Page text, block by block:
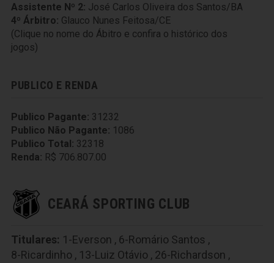
Assistente Nº 2: José Carlos Oliveira dos Santos/BA
4º Árbitro: Glauco Nunes Feitosa/CE
(Clique no nome do Ábitro e confira o histórico dos
jogos)
PUBLICO E RENDA
Publico Pagante: 31232
Publico Não Pagante: 1086
Publico Total: 32318
Renda: R$ 706.807.00
CEARÁ SPORTING CLUB
Titulares: 1-Everson , 6-Romário Santos ,
8-Ricardinho , 13-Luiz Otávio , 26-Richardson ,